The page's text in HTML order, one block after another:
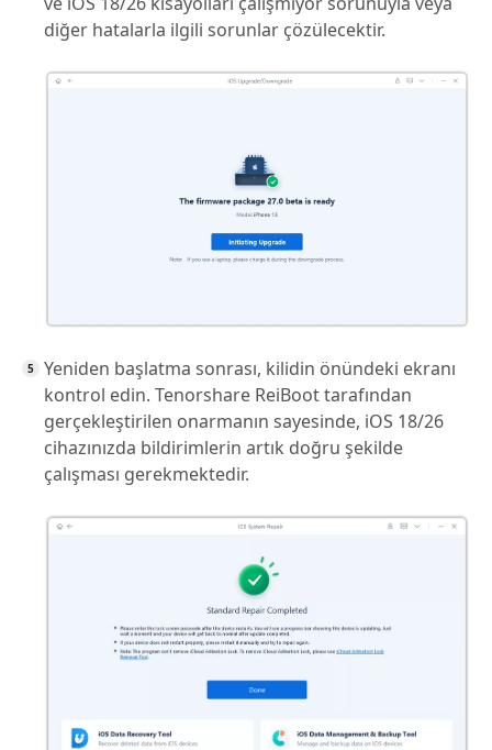
diğer hatalarla ilgili sorunlar çözülecektir.
Yeniden başlatma sonrası, kilidin önündeki ekranı
kontrol edin. Tenorshare ReiBoot tarafından
gerçekleştirilen onarmanın sayesinde, iOS 18/26
cihazınızda bildirimlerin artık doğru şekilde
çalışması gerekmektedir.